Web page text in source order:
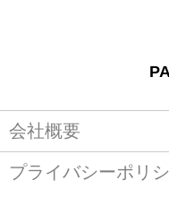
会社概要
プライバシーポリ